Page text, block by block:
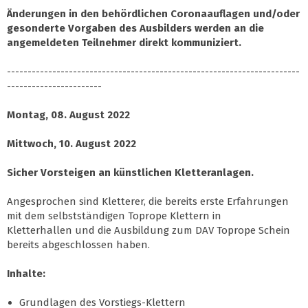
Änderungen in den behördlichen Coronaauflagen und/oder
gesonderte Vorgaben des Ausbilders werden an die
angemeldeten Teilnehmer direkt kommuniziert.
-----------------------------------------------------------------------
-----------------------
Montag, 08. August 2022
Mittwoch, 10. August 2022
Sicher Vorsteigen an künstlichen Kletteranlagen.
Angesprochen sind Kletterer, die bereits erste Erfahrungen
mit dem selbstständigen Toprope Klettern in
Kletterhallen und die Ausbildung zum DAV Toprope Schein
bereits abgeschlossen haben.
Inhalte:
Grundlagen des Vorstiegs-Klettern